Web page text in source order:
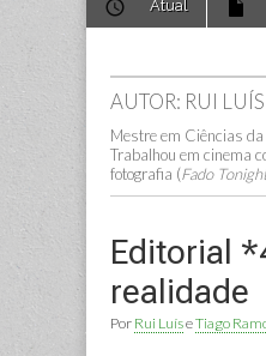
menu
Atual
AUTOR: RUI LUÍS
Mestre em Ciências
Trabalhou em cinema
fotografia (Fado
Editorial
realidade
Por Rui LuíseTiago